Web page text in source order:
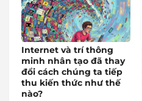
Internet và trí thông
minh nhân tạo đã thay
đổi cách chúng ta tiếp
thu kiến thức như thế
nào?